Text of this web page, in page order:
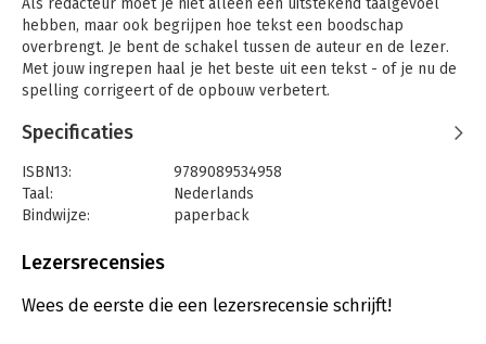
Als redacteur moet je niet alleen een uitstekend taalgevoel
hebben, maar ook begrijpen hoe tekst een boodschap
overbrengt. Je bent de schakel tussen de auteur en de lezer.
Met jouw ingrepen haal je het beste uit een tekst - of je nu de
spelling corrigeert of de opbouw verbetert.
het redactievak. Zowel redactionele vaardigheden als de
onderwerpen zijn het proces van idee tot publicatie, omgaan
met auteurs en opdrachtgevers, en efficiënt en doortastend
werken. Dit handboek biedt tips voor een aanpak met lef en
In dit handboek vind je onder meer:
* checklists voor verschillende tekstsoorten;
Specificaties
ISBN13:
9789089534958
Taal:
Nederlands
Bindwijze:
paperback
Uitgever:
Verschijningsdatum:
5-6-2015
Lezersrecensies
Wees de eerste die een lezersrecensie schrijft!